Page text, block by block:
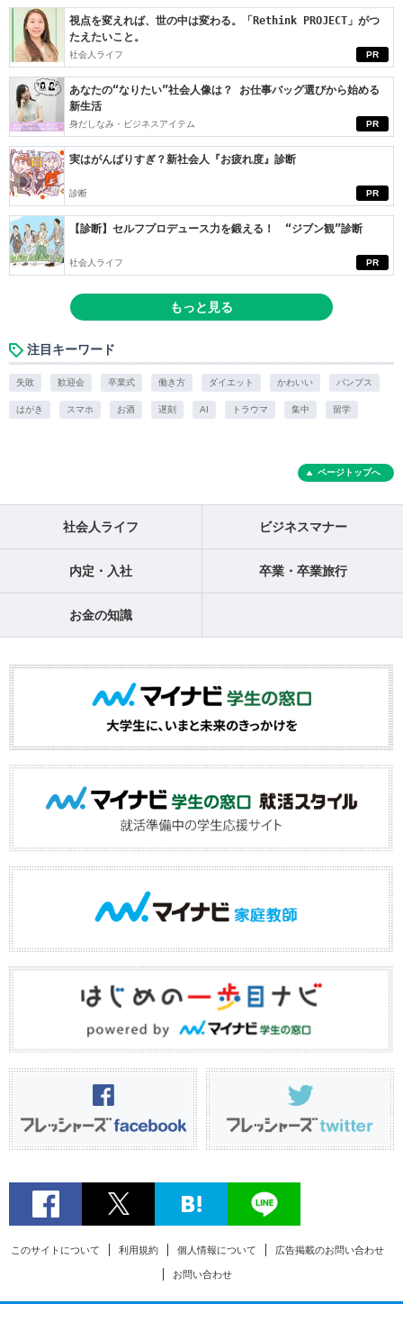
PR
視点を変えれば、世の中は変わる。「Rethink PROJECT」がつ
たえたいこと。
社会人ライフ
PR
あなたの“なりたい”社会人像は？ お仕事バッグ選びから始める
新生活
身だしなみ・ビジネスアイテム
PR
実はがんばりすぎ？新社会人『お疲れ度』診断
診断
PR
【診断】セルフプロデュース力を鍛える！ “ジブン観”診断
社会人ライフ
もっと見る
注目キーワード
失敗 歓迎会 卒業式 働き方 ダイエット かわいい パンプス
はがき スマホ お酒 遅刻 AI トラウマ 集中 留学
ページトップへ
社会人ライフ ビジネスマナー
内定・入社 卒業・卒業旅行
お金の知識
このサイトについて 利用規約 個人情報について 広告掲載のお問い合わせ
お問い合わせ